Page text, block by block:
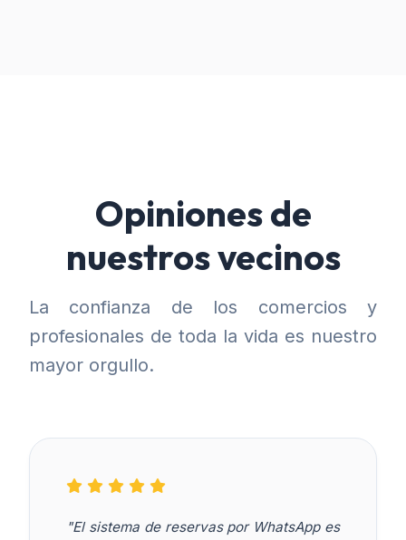
Opiniones de
nuestros vecinos
La confianza de los comercios y
profesionales de toda la vida es nuestro
mayor orgullo.
"El sistema de reservas por WhatsApp es